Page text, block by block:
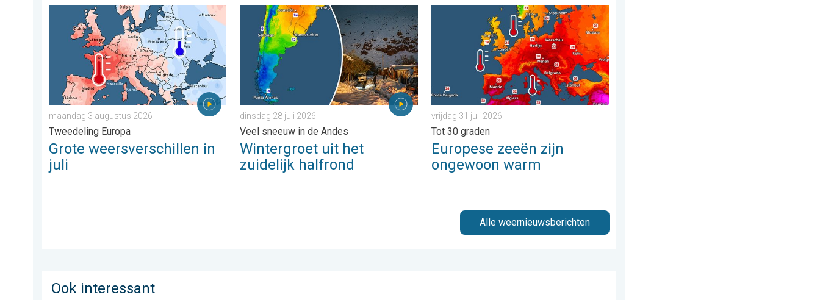
Grote weersverschillen in juli. Tweedeling Europa. . . maandag 3 augustus 2026
maandag 3 augustus 2026
Tweedeling Europa
Grote weersverschillen in
juli
Wintergroet uit het zuidelijk halfrond. Veel sneeuw in de Andes. . . dinsdag 28 juli 2026
dinsdag 28 juli 2026
Veel sneeuw in de Andes
Wintergroet uit het
zuidelijk halfrond
Europese zeeën zijn ongewoon warm. Tot 30 graden. . . vrijdag 31 juli 2026
vrijdag 31 juli 2026
Tot 30 graden
Europese zeeën zijn
ongewoon warm
Alle weernieuwsberichten
Ook interessant